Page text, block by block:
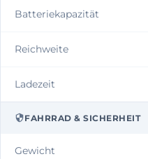
Batteriekapazität
Reichweite
Ladezeit
FAHRRAD & SICHERHEIT
Gewicht